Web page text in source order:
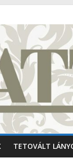
TETOVÁLT